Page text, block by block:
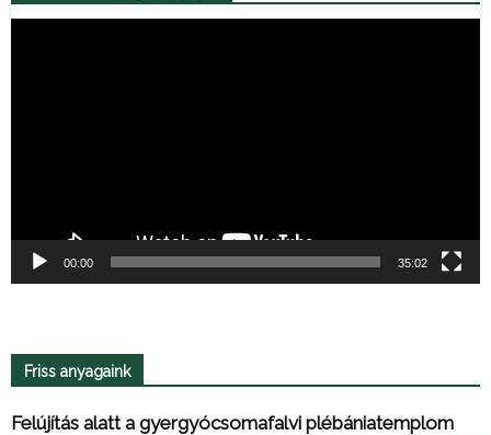
00:00 35:02
Friss anyagaink
Felújítás alatt a gyergyócsomafalvi plébániatemplom